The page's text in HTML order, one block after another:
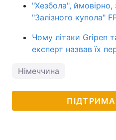
"Хезбола",
"Залізного купола"
Чому літаки Gripen
експерт назвав їх
Німеччина